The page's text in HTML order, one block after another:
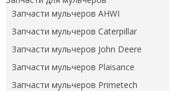
Запчасти мульчеров AHWI
Запчасти мульчеров Caterpillar
Запчасти мульчеров John Deere
Запчасти мульчеров Plaisance
Запчасти мульчеров Primetech